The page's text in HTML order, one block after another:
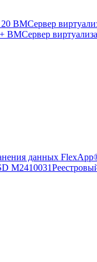
Сервер
Сервер
данных